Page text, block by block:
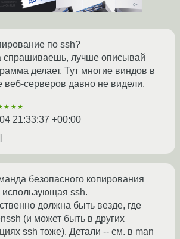
по ssh?
спрашиваешь, лучше описывай
делает. Тут многие виндов в
веб-серверов давно не видели.
21:33:37 +00:00
безопасного копирования
ssh.
должна быть везде, где
(и может быть в других
ssh тоже). Детали -- см. в man